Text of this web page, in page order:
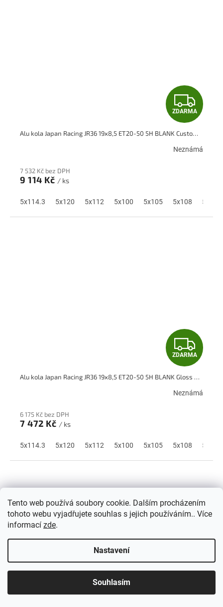
Tento web používá soubory cookie. Dalším procházením
tohoto webu vyjadřujete souhlas s jejich používáním.. Více
informací zde.
Nastavení
Souhlasím
Z
D
A
A
ZDARMA
Alu kola Japan Racing JR36 19x8,5 ET20-50 5H BLANK Custom Finish
Neznámá
7 532 Kč bez DPH
9 114 Kč / ks
5x114.3 5x120 5x112 5x100 5x105 5x108 5x110
Z
D
A
A
ZDARMA
Alu kola Japan Racing JR36 19x8,5 ET20-50 5H BLANK Gloss Black Machined Face
Neznámá
6 175 Kč bez DPH
7 472 Kč / ks
5x114.3 5x120 5x112 5x100 5x105 5x108 5x110